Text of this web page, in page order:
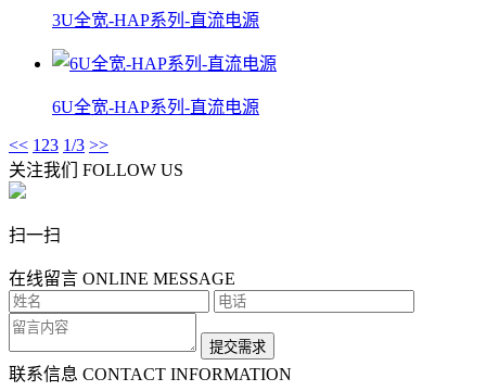
3U全宽-HAP系列-直流电源
6U全宽-HAP系列-直流电源
<< 1 23 1/3 >>
关注我们
FOLLOW US
扫一扫
在线留言 ONLINE MESSAGE
联系信息 CONTACT INFORMATION